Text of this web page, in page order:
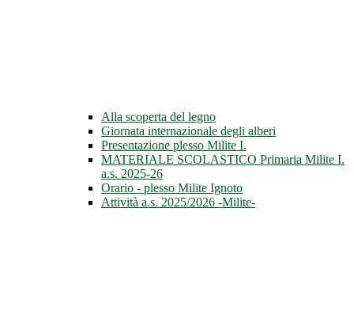
Alla scoperta del legno
Giornata internazionale degli alberi
Presentazione plesso Milite I.
MATERIALE SCOLASTICO Primaria Milite I.
a.s. 2025-26
Orario - plesso Milite Ignoto
Attività a.s. 2025/2026 -Milite-